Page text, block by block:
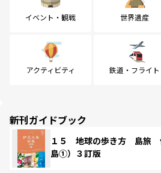
イベント・観戦 世界遺産
アクティビティ 鉄道・フライト
新刊ガイドブック
１５ 地球の歩き方 島旅
島①）３訂版